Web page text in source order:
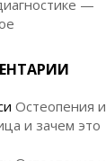
—
Остеопения и
и зачем это